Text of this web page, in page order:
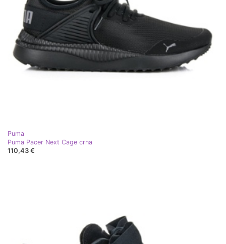
Puma
Puma Pacer Next Cage crna
110,43 €